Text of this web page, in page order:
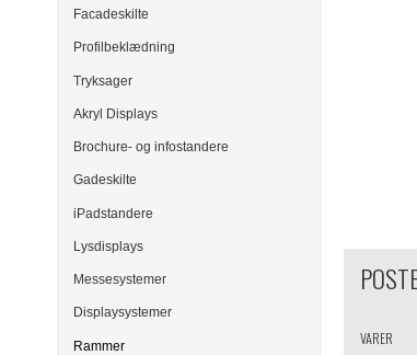
Facadeskilte
Profilbeklædning
Tryksager
Akryl Displays
Brochure- og infostandere
Gadeskilte
iPadstandere
Lysdisplays
Messesystemer
Displaysystemer
Rammer VARER